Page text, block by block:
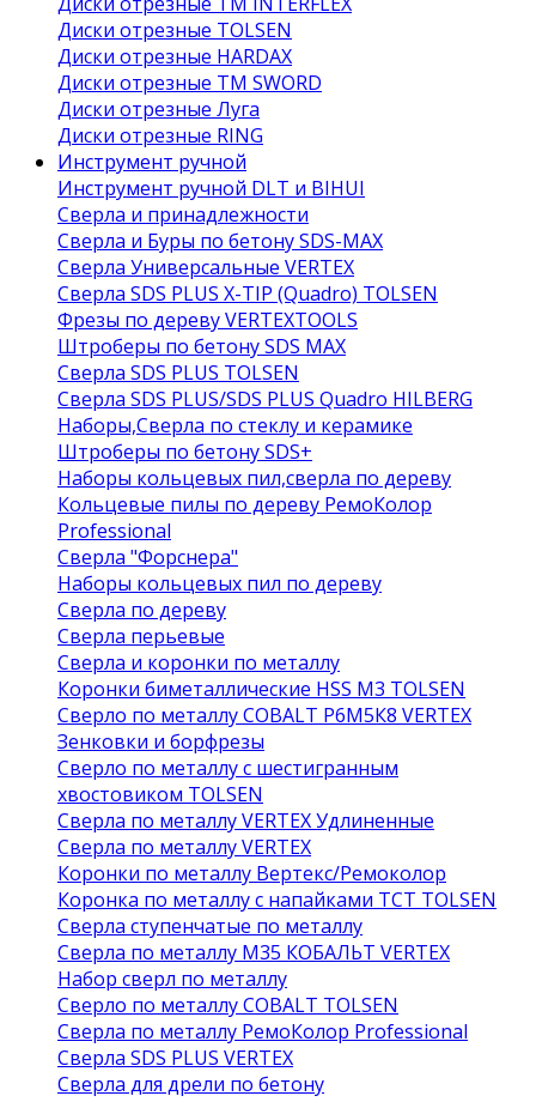
Диски отрезные TOLSEN
Диски отрезные HARDAX
Диски отрезные ТМ SWORD
Диски отрезные Луга
Диски отрезные RING
Инструмент ручной
Инструмент ручной DLT и BIHUI
Сверла и принадлежности
Сверла и Буры по бетону SDS-MAX
Сверла Универсальные VERTEX
Сверла SDS PLUS X-TIP (Quadro) TOLSEN
Фрезы по дереву VERTEXTOOLS
Штроберы по бетону SDS MAX
Сверла SDS PLUS TOLSEN
Сверла SDS PLUS/SDS PLUS Quadro HILBERG
Наборы,Сверла по стеклу и керамике
Штроберы по бетону SDS+
Наборы кольцевых пил,сверла по дереву
Кольцевые пилы по дереву РемоКолор
Professional
Сверла "Форснера"
Наборы кольцевых пил по дереву
Сверла по дереву
Сверла перьевые
Сверла и коронки по металлу
Коронки биметаллические HSS M3 TOLSEN
Сверло по металлу COBALT Р6М5К8 VERTEX
Зенковки и борфрезы
Сверло по металлу с шестигранным
хвостовиком TOLSEN
Сверла по металлу VERTEX Удлиненные
Сверла по металлу VERTEX
Коронки по металлу Вертекс/Ремоколор
Коронка по металлу с напайками TCT TOLSEN
Сверла ступенчатые по металлу
Сверла по металлу М35 КОБАЛЬТ VERTEX
Набор сверл по металлу
Сверло по металлу COBALT TOLSEN
Сверла по металлу РемоКолор Professional
Сверла SDS PLUS VERTEX
Сверла для дрели по бетону